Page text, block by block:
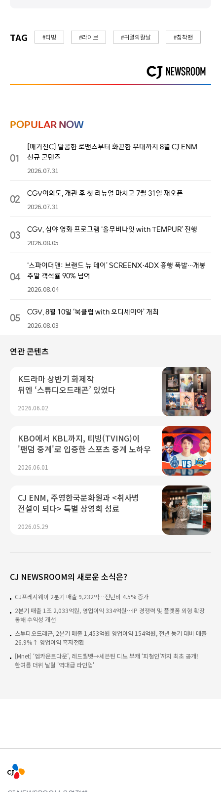
TAG #티빙 #라이브 #귀멸의칼날 #침착맨
POPULAR NOW
01
[매거진C] 달콤한 로맨스부터 화끈한 무대까지 8월 CJ ENM
신규 콘텐츠
2026.07.31
02 CGV여의도, 개관 후 첫 리뉴얼 마치고 7월 31일 재오픈
2026.07.31
03 CGV, 심야 영화 프로그램 ‘올무비나잇 with TEMPUR’ 진행
2026.08.05
04
‘스파이더맨: 브랜드 뉴 데이’ SCREENX·4DX 흥행 폭발…개봉
주말 객석률 90% 넘어
2026.08.04
05 CGV, 8월 10일 ‘북클럽 with 오디세이아’ 개최
2026.08.03
연관 콘텐츠
K드라마 상반기 화제작
뒤엔 ‘스튜디오드래곤’ 있었다
2026.06.02
KBO에서 KBL까지, 티빙(TVING)이
'팬덤 중계'로 입증한 스포츠 중계 노하우
2026.06.01
CJ ENM, 주영한국문화원과 <취사병
전설이 되다> 특별 상영회 성료
2026.05.29
CJ NEWSROOM의 새로운 소식은?
CJ프레시웨이 2분기 매출 9,232억…전년비 4.5% 증가
2분기 매출 1조 2,033억원, 영업이익 334억원…IP 경쟁력 및 플랫폼 외형 확장
통해 수익성 개선
스튜디오드래곤, 2분기 매출 1,453억원 영업이익 154억원, 전년 동기 대비 매출
26.9%↑ 영업이익 흑자전환
[Mnet] ‘엠카운트다운’, 레드벨벳→세븐틴 디노 부캐 ‘피철인’까지 최초 공개!
한여름 더위 날릴 '역대급 라인업'